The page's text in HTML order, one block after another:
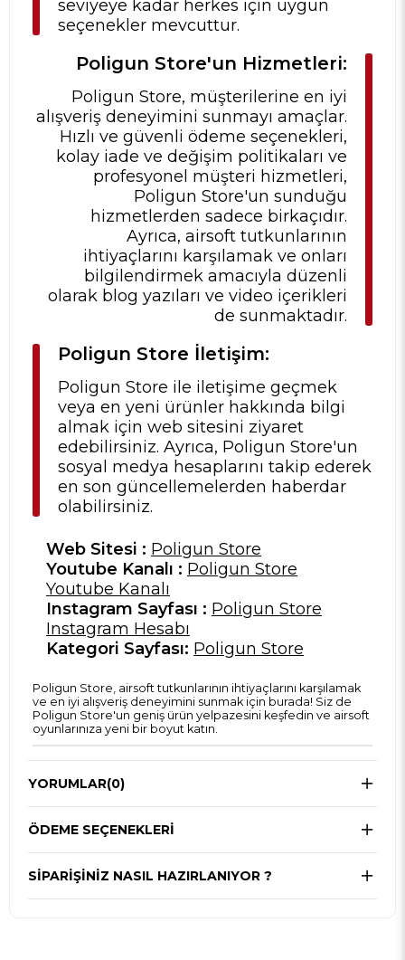
seviyeye kadar herkes için uygun
seçenekler mevcuttur.
Poligun Store'un Hizmetleri:
Poligun Store, müşterilerine en iyi
alışveriş deneyimini sunmayı amaçlar.
Hızlı ve güvenli ödeme seçenekleri,
kolay iade ve değişim politikaları ve
profesyonel müşteri hizmetleri,
Poligun Store'un sunduğu
hizmetlerden sadece birkaçıdır.
Ayrıca, airsoft tutkunlarının
ihtiyaçlarını karşılamak ve onları
bilgilendirmek amacıyla düzenli
olarak blog yazıları ve video içerikleri
de sunmaktadır.
Poligun Store İletişim:
Poligun Store ile iletişime geçmek
veya en yeni ürünler hakkında bilgi
almak için web sitesini ziyaret
edebilirsiniz. Ayrıca, Poligun Store'un
sosyal medya hesaplarını takip ederek
en son güncellemelerden haberdar
olabilirsiniz.
Web Sitesi : Poligun Store
Youtube Kanalı : Poligun Store
Youtube Kanalı
Instagram Sayfası : Poligun Store
Instagram Hesabı
Kategori Sayfası: Poligun Store
Poligun Store, airsoft tutkunlarının ihtiyaçlarını karşılamak
ve en iyi alışveriş deneyimini sunmak için burada! Siz de
Poligun Store'un geniş ürün yelpazesini keşfedin ve airsoft
oyunlarınıza yeni bir boyut katın.
YORUMLAR(0)
ÖDEME SEÇENEKLERI
SIPARIŞINIZ NASIL HAZIRLANIYOR ?